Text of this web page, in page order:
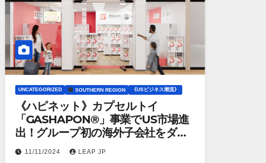
UNCATEGORIZED SOUTHERN REGION 《USビジネス潮流》
《ハピネット》カプセルトイ
「GASHAPON®」事業でUS市場進
出！グループ初の海外子会社をダラ
スに開設
11/11/2024 LEAP JP